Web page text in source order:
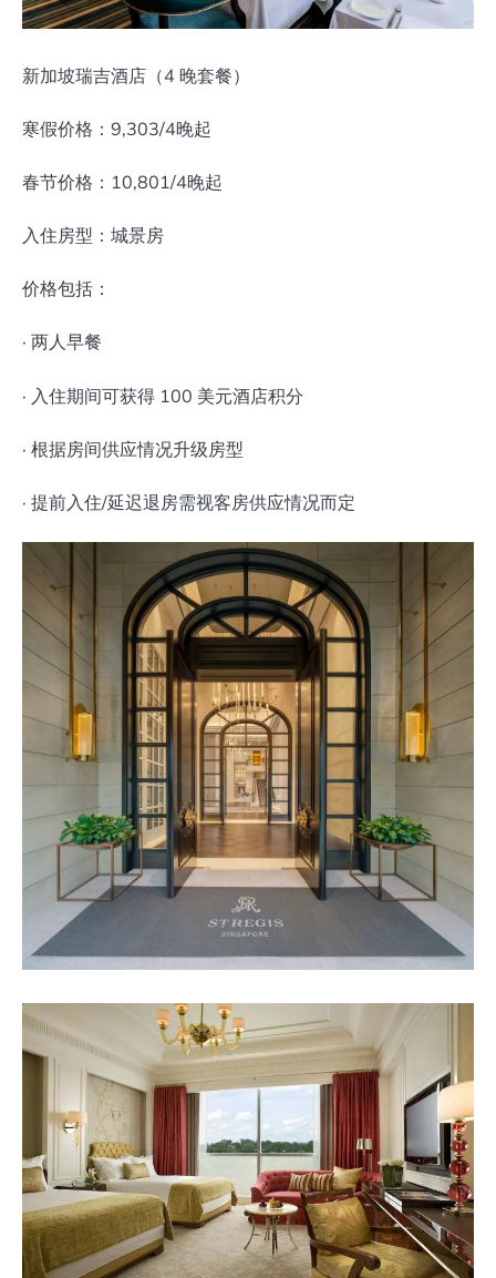
新加坡瑞吉酒店（4 晚套餐）
寒假价格：9,303/4晚起
春节价格：10,801/4晚起
入住房型：城景房
价格包括：
· 两人早餐
· 入住期间可获得 100 美元酒店积分
· 根据房间供应情况升级房型
· 提前入住/延迟退房需视客房供应情况而定